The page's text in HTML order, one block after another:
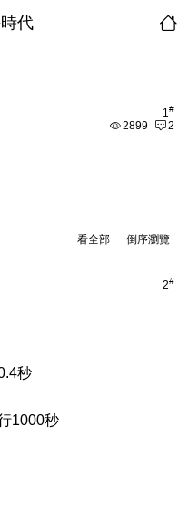
代
1#
2899 2
倒序瀏覽
看全部
2#
秒
1000秒